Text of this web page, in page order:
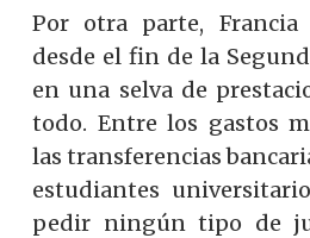
Por otra parte, Francia
desde el fin de la
en una selva de
todo. Entre los gastos
las transferencias
estudiantes
pedir ningún tipo de